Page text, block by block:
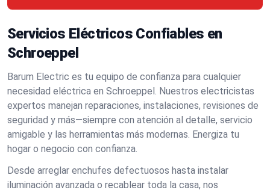
Servicios Eléctricos Confiables en
Schroeppel
Barum Electric es tu equipo de confianza para cualquier
necesidad eléctrica en Schroeppel. Nuestros electricistas
expertos manejan reparaciones, instalaciones, revisiones de
seguridad y más—siempre con atención al detalle, servicio
amigable y las herramientas más modernas. Energiza tu
hogar o negocio con confianza.
Desde arreglar enchufes defectuosos hasta instalar
iluminación avanzada o recablear toda la casa, nos